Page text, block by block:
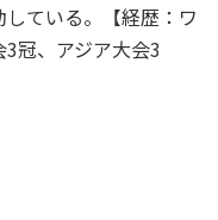
ている。【経歴：ワ
冠、アジア大会3